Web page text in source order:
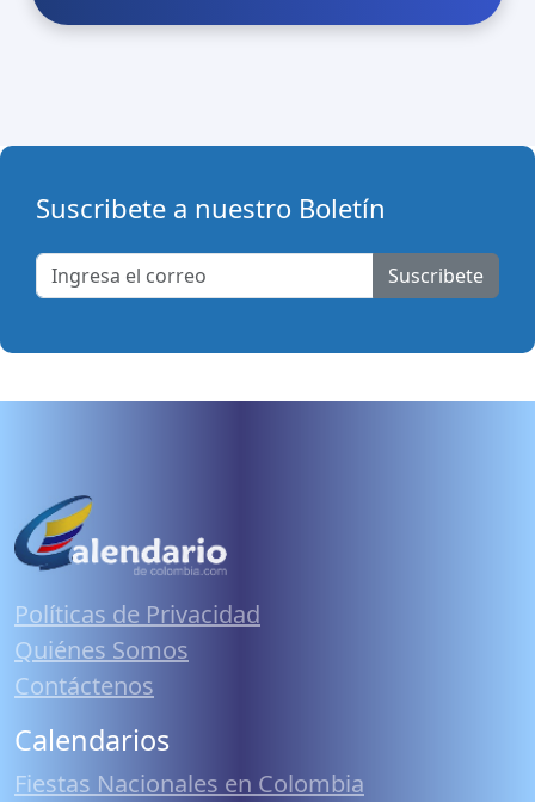
Suscribete a nuestro Boletín
Suscribete
Políticas de Privacidad
Quiénes Somos
Contáctenos
Calendarios
Fiestas Nacionales en Colombia